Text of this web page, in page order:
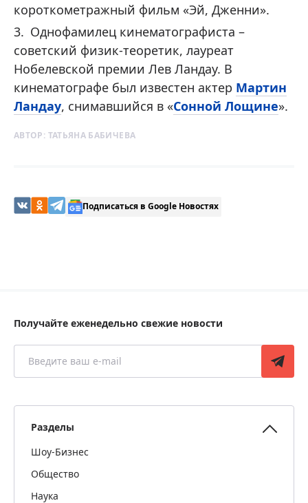
короткометражный фильм «Эй, Дженни».
Однофамилец кинематографиста –
советский физик-теоретик, лауреат
Нобелевской премии Лев Ландау. В
кинематографе был известен актер Мартин
Ландау, снимавшийся в «Сонной Лощине».
АВТОР: ТАТЬЯНА БАБИЧЕВА
Подписаться в Google Новостях
Получайте еженедельно свежие новости
Разделы
Шоу-Бизнес
Общество
Наука